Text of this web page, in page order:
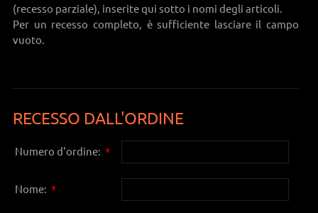
(recesso parziale), inserite qui sotto i nomi degli articoli.
Per un recesso completo, è sufficiente lasciare il campo
vuoto.
RECESSO DALL'ORDINE
Numero d'ordine: *
Nome: *